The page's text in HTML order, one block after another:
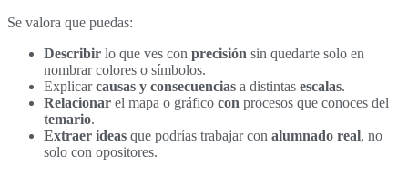
Se valora que puedas:
Describir lo que ves con precisión sin quedarte solo en
nombrar colores o símbolos.
Explicarcausas y consecuencias a distintas escalas.
Relacionar el mapa o gráfico con procesos que conoces del
temario.
Extraer ideas que podrías trabajar con alumnado real, no
solo con opositores.